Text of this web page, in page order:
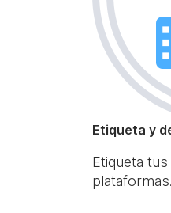
Etiqueta y
Etiqueta
plataformas.